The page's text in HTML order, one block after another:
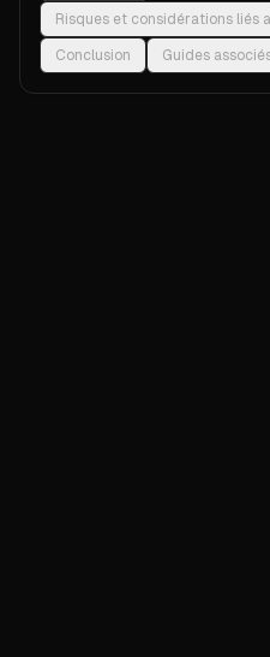
Risques et considérations liés
Conclusion
Guides